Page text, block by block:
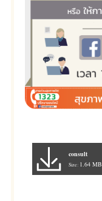
consult
Size: 1.64 MB